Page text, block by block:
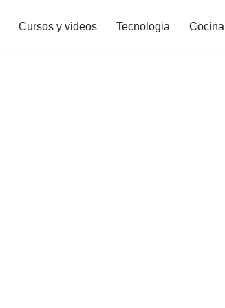
Cursos y videos Tecnologia Cocina